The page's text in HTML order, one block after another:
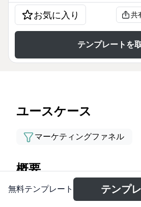
お気に入り 共
テンプレートを
ユースケース
マーケティングファネル
概要
Маркетинговая воронка для
無料テンプレート テンプ